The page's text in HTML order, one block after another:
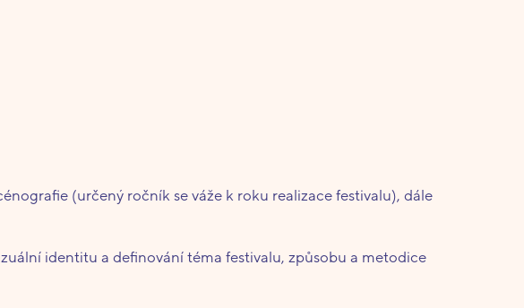
(určený ročník se váže k roku realizace festivalu), dále
identitu a definování téma festivalu, způsobu a metodice